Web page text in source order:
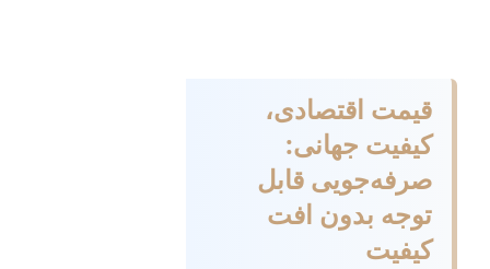
قیمت اقتصادی،
کیفیت جهانی:
صرفه‌جویی قابل
توجه بدون افت
کیفیت